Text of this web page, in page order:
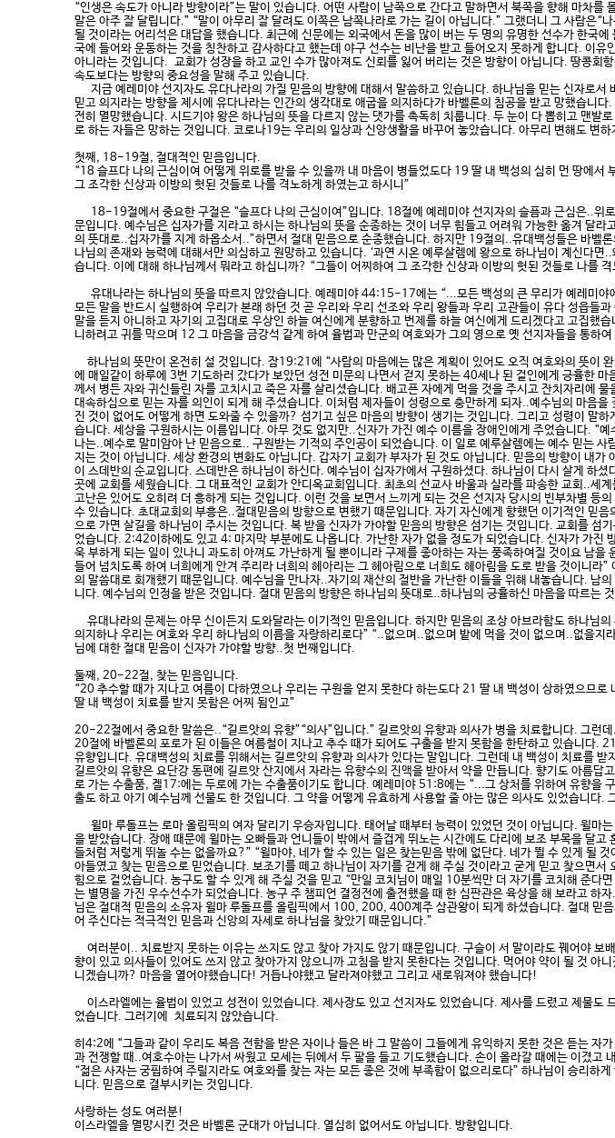
“인생은 속도가 아니라 방향이라”는 말이 있습니다. 어떤 사람이 남쪽으로 간다고 말하면서 북쪽을 향해 마차
말은 아주 잘 달립니다.” “말이 아무리 잘 달려도 이쪽은 남쪽나라로 가는 길이 아닙니다.” 그랬더니 그 사람은
될 것이라는 어리석은 대답을 했습니다. 최근에 신문에는 외국에서 돈을 많이 버는 두 명의 유명한 선수가 한국
국에 들어와 운동하는 것을 칭찬하고 감사하다고 했는데 야구 선수는 비난을 받고 들어오지 못하게 합니다. 이
아니라는 것입니다. 교회가 성장을 하고 교인 수가 많아져도 신뢰를 잃어 버리는 것은 방향이 아닙니다. 땅콩
속도보다는 방향의 중요성을 말해 주고 있습니다.
지금 예레미야 선지자도 유다나라의 가질 믿음의 방향에 대해서 말씀하고 있습니다. 하나님을 믿는 신자로
믿고 의지라는 방향을 제시에 유다나라는 인간의 생각대로 애굽을 의지하다가 바벨론의 침공을 받고 망했습
전히 멸망했습니다. 시드기야 왕은 하나님의 뜻을 다르지 않는 댓가를 촉독히 치룹니다. 두 눈이 다 뽑히고 맨
로 하는 자들은 망하는 것입니다. 코로나19는 우리의 일상과 신앙생활을 바꾸어 놓았습니다. 아무리 변해도 변
첫째, 18-19절, 절대적인 믿음입니다.
“18 슬프다 나의 근심이여 어떻게 위로를 받을 수 있을까 내 마음이 병들었도다 19 딸 내 백성의 심히 먼 땅에
그 조각한 신상과 이방의 헛된 것들로 나를 격노하게 하였는고 하시니”
18-19절에서 중요한 구절은 “슬프다 나의 근심이여”입니다. 18절에 예레미야 선지자의 슬픔과 근심은..위
문입니다. 예수님은 십자가를 지라고 하시는 하나님의 뜻을 순종하는 것이 너무 힘들고 어려워 가능한 옮겨 달
의 뜻대로..십자가를 지게 하옵소서..”하면서 절대 믿음으로 순종했습니다. 하지만 19절의..유대백성들은 바벨
나님의 존재와 능력에 대해서만 의심하고 원망하고 있습니다. ‘과연 시온 예루살렘에 왕으로 하나님이 계신다
습니다. 이에 대해 하나님께서 뭐라고 하십니까? “그들이 어찌하여 그 조각한 신상과 이방의 헛된 것들로 나를
유대나라는 하나님의 뜻을 따르지 않았습니다. 예레미야 44:15-17에는 “...모든 백성의 큰 무리가 예레미야
모든 말을 반드시 실행하여 우리가 본래 하던 것 곧 우리와 우리 선조와 우리 왕들과 우리 고관들이 유다 성읍들
말을 듣지 아니하고 자기의 고집대로 우상인 하늘 여신에게 분향하고 번제를 하늘 여신에게 드리겠다고 고집
니하려고 귀를 막으며 12 그 마음을 금강석 같게 하여 율법과 만군의 여호와가 그의 영으로 옛 선지자들을 통하
하나님의 뜻만이 온전히 설 것입니다. 잠19:21에 “사람의 마음에는 많은 계획이 있어도 오직 여호와의 뜻이
에 매일같이 하루에 3번 기도하러 갔다가 보았던 성전 미문의 나면서 걷지 못하는 40세나 된 걸인에게 긍휼한
께서 병든 자와 귀신들린 자를 고치시고 죽은 자를 살리셨습니다. 배고픈 자에게 먹을 것을 주시고 잔치자리에
대속하심으로 믿는 자를 의인이 되게 해 주셨습니다. 이처럼 제자들이 성령으로 충만하게 되자..예수님의 마음
진 것이 없어도 어떻게 하면 도와줄 수 있을까? 섬기고 싶은 마음의 방향이 생기는 것입니다. 그리고 성령이 말
습니다. 세상을 구원하시는 이름입니다. 아무 것도 없지만..신자가 가진 예수 이름을 장애인에게 주었습니다. “
나는..예수로 말미암아 난 믿음으로.. 구원받는 기적의 주인공이 되었습니다. 이 일로 예루살렘에는 예수 믿는
지는 것이 아닙니다. 세상 환경의 변화도 아닙니다. 갑자기 교회가 부자가 된 것도 아닙니다. 믿음의 방향이 내
이 스데반의 순교입니다. 스데반은 하나님이 하신다. 예수님이 십자가에서 구원하셨다. 하나님이 다시 살게 하
곳에 교회를 세웠습니다. 그 대표적인 교회가 안디옥교회입니다. 최초의 선교사 바울과 실라를 파송한 교회..
고난은 있어도 오히려 더 흥하게 되는 것입니다. 이런 것을 보면서 느끼게 되는 것은 선지자 당시의 빈부차별
수 있습니다. 초대교회의 부흥은..절대믿음의 방향으로 변했기 때문입니다. 자기 자신에게 향했던 이기적인 믿
으로 가면 살길을 하나님이 주시는 것입니다. 복 받을 신자가 가야할 믿음의 방향은 섬기는 것입니다. 교회를
었습니다. 2:42이하에도 있고 4: 마지막 부분에도 나옵니다. 가난한 자가 없을 정도가 되었습니다. 신자가 가
욱 부하게 되는 일이 있나니 과도히 아껴도 가난하게 될 뿐이니라 구제를 좋아하는 자는 풍족하여질 것이요 남
들어 넘치도록 하여 너희에게 안겨 주리라 너희의 헤아리는 그 헤아림으로 너희도 헤아림을 도로 받을 것이니
의 말씀대로 회개했기 때문입니다. 예수님을 만나자..자기의 재산의 절반을 가난한 이들을 위해 내놓습니다. 남
니다. 예수님의 인정을 받은 것입니다. 절대 믿음의 방향은 하나님의 뜻대로..하나님의 긍휼하신 마음을 따르는
유대나라의 문제는 아무 신이든지 도와달라는 이기적인 믿음입니다. 하지만 믿음의 조상 아브라함도 하나
의지하나 우리는 여호와 우리 하나님의 이름을 자랑하리로다” “..없으며..없으며 밭에 먹을 것이 없으며..없
님에 대한 절대 믿음이 신자가 가야할 방향..첫 번째입니다.
둘째, 20-22절, 찾는 믿음입니다.
“20 추수할 때가 지나고 여름이 다하였으나 우리는 구원을 얻지 못한다 하는도다 21 딸 내 백성이 상하였으므
딸 내 백성이 치료를 받지 못함은 어찌 됨인고”
20-22절에서 중요한 말씀은..“길르앗의 유향”“의사”입니다.” 길르앗의 유향과 의사가 병을 치료합니다. 그런
20절에 바벨론의 포로가 된 이들은 여름철이 지나고 추수 때가 되어도 구출을 받지 못함을 한탄하고 있습니다
유향입니다. 유대백성의 치료를 위해서는 길르앗의 유향과 의사가 있다는 말입니다. 그런데 내 백성이 치료를 받
길르앗의 유향은 요단강 동편에 길르앗 산지에서 자라는 유향수의 진액을 받아서 약을 만듭니다. 향기도 아름
로 가는 수출품, 겔17:에는 두로에 가는 수출품이기도 합니다. 예레미야 51:8에는 “...그 상처를 위하여 유향을
출도 하고 아기 예수님께 선물도 한 것입니다. 그 약을 어떻게 유효하게 사용할 줄 아는 많은 의사도 있었습니
윌마 루돌프는 로마 올림픽의 여자 달리기 우승자입니다. 태어날 때부터 능력이 있었던 것이 아닙니다. 윌마
을 받았습니다. 장애 때문에 윌마는 오빠들과 언니들이 밖에서 즐겁게 뛰노는 시간에도 다리에 보조 부목을 달
들처럼 저렇게 뛰놀 수는 없을까요?” “윌마야, 네가 할 수 있는 일은 찾는믿음 밖에 없단다. 네가 뛸 수 있게 될
아들였고 찾는 믿음으로 믿었습니다. 보조기를 떼고 하나님이 자기를 걷게 해 주실 것이라고 굳게 믿고 찾으면
힘으로 걸었습니다. 농구도 할 수 있게 해 주실 것을 믿고 “만일 코치님이 매일 10분씩만 더 자기를 코치해 준
는 별명을 가진 우수선수가 되었습니다. 농구 주 챔피언 결정전에 출전했을 때 한 심판관은 육상을 해 보라고
님은 절대적 믿음의 소유자 윌마 루돌프를 올림픽에서 100, 200, 400계주 삼관왕이 되게 하셨습니다. 절대 믿
어 주신다는 적극적인 믿음과 신앙의 자세로 하나님을 찾았기 때문입니다.”
여러분이.. 치료받지 못하는 이유는 쓰지도 않고 찾아 가지도 않기 때문입니다. 구슬이 서 말이라도 꿰어야
향이 있고 의사들이 있어도 쓰지 않고 찾아가지 않으니까 고침을 받지 못한다는 것입니다. 먹어야 약이 될 것
니겠습니까? 마음을 열어야했습니다! 거듭나야했고 달라져야했고 그리고 새로워져야 했습니다!
이스라엘에는 율법이 있었고 성전이 있었습니다. 제사장도 있고 선지자도 있었습니다. 제사를 드렸고 제물도
었습니다. 그러기에 치료되지 않았습니다.
히4:2에 “그들과 같이 우리도 복음 전함을 받은 자이나 들은 바 그 말씀이 그들에게 유익하지 못한 것은 듣는
과 전쟁할 때..여호수아는 나가서 싸웠고 모세는 뒤에서 두 팔을 들고 기도했습니다. 손이 올라갈 때에는 이겼
“젊은 사자는 궁핍하여 주릴지라도 여호와를 찾는 자는 모든 좋은 것에 부족함이 없으리로다” 하나님이 승리
니다. 믿음으로 결부시키는 것입니다.
사랑하는 성도 여러분!
이스라엘을 멸망시킨 것은 바벨론 군대가 아닙니다. 열심히 없어서도 아닙니다. 방향입니다.